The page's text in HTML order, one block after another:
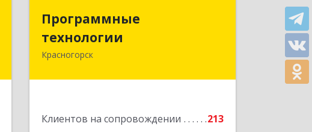
Программные
технологии
Красногорск
Клиентов на сопровождении
213
Подробнее